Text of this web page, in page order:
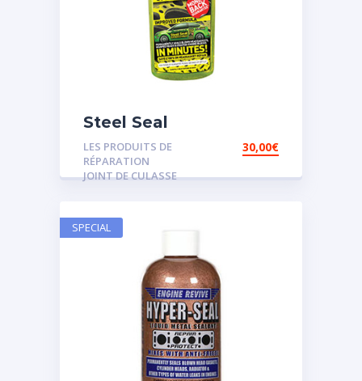
Steel Seal
LES PRODUITS DE
RÉPARATION
JOINT DE CULASSE
30,00€
SPECIAL